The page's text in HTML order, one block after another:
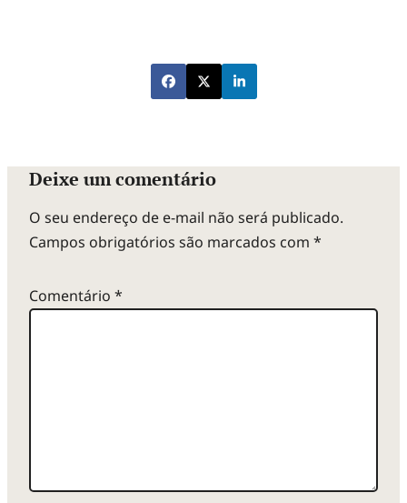
Deixe um comentário
O seu endereço de e-mail não será publicado.
Campos obrigatórios são marcados com *
Comentário *